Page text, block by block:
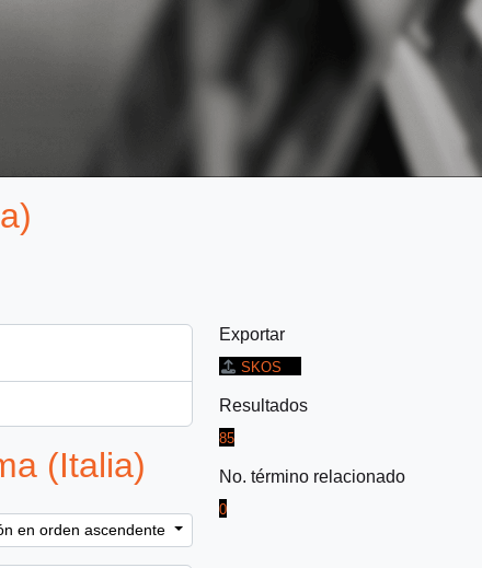
(Italia)
en orden ascendente
Exportar
SKOS
Resultados
85
No. término relacionado
0